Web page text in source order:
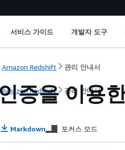
서비스 가이드 개발자 도구
Amazon Redshift 관리 안내서
Amazon Redshift 관리 안내서
증을 이용
Markdown 포커스 모드